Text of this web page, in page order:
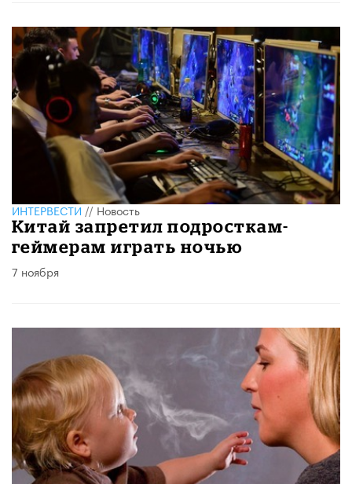
ИНТЕРВЕСТИ//Новость
Китай запретил подросткам-
геймерам играть ночью
7 ноября